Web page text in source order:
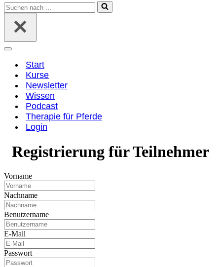
Suchen
nach …
Navigationsmenü
Start
Kurse
Newsletter
Wissen
Podcast
Therapie für Pferde
Login
Registrierung für Teilnehmer
Vorname
Nachname
Benutzername
E-Mail
Passwort